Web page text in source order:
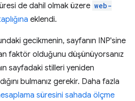
de dahil olmak üzere web-
eklendi.
gecikmenin, sayfanın INP'sine
faktör olduğunu düşünüyorsanız
sayfadaki stilleri yeniden
bulmanız gerekir. Daha fazla
süresini sahada ölçme